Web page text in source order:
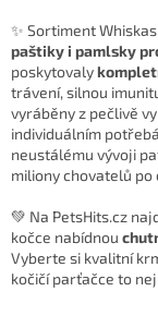
✨ Sortiment
paštiky i pamlsky
poskytovaly
trávení, silnou
vyráběny z pečlivě
individuálním
neustálému vývoji
miliony chovatelů po
💚 Na PetsHits.cz
kočce nabídnou
Vyberte si kvalitní
kočičí parťačce to